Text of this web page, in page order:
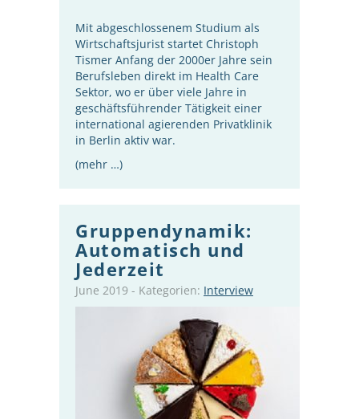
Mit abgeschlossenem Studium als
Wirtschaftsjurist startet Christoph
Tismer Anfang der 2000er Jahre sein
Berufsleben direkt im Health Care
Sektor, wo er über viele Jahre in
geschäftsführender Tätigkeit einer
international agierenden Privatklinik
in Berlin aktiv war.
(mehr …)
Gruppendynamik:
Automatisch und
Jederzeit
June 2019 - Kategorien: Interview